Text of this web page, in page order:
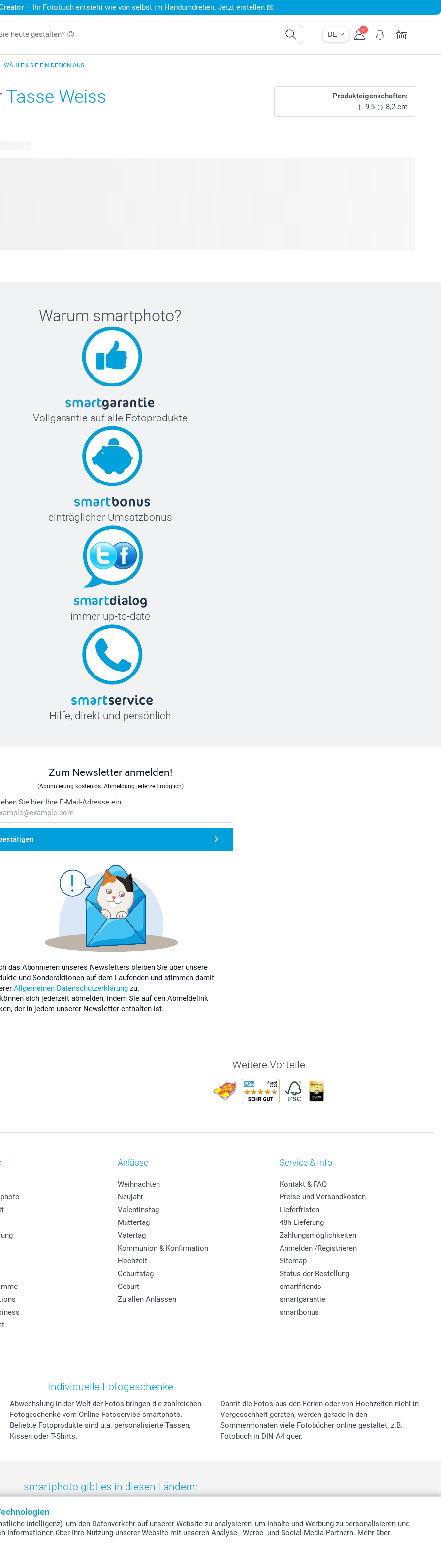
Intelligenz), um den Datenverkehr auf unserer Website zu analysieren, um Inhalte und Werbung zu personalisieren und
über Ihre Nutzung unserer Website mit unseren Analyse-, Werbe- und Social-Media-Partnern. Mehr über
DE
– Ihr Fotobuch entsteht wie von selbst im Handumdrehen. Jetzt erstellen 📖
WÄHLEN SIE EIN DESIGN AUS
Tasse Weiss
Produkteigenschaften:
9,5
8,2 cm
Warum smartphoto?
Vollgarantie auf alle Fotoprodukte
einträglicher Umsatzbonus
immer up-to-date
Hilfe, direkt und persönlich
Zum Newsletter anmelden!
(Abonnierung kostenlos. Abmeldung jederzeit möglich)
Sie hier Ihre E-Mail-Adresse ein
das Abonnieren unseres Newsletters bleiben Sie über unsere
und Sonderaktionen auf dem Laufenden und stimmen damit
Allgemeinen Datenschutzerklärung zu.
sich jederzeit abmelden, indem Sie auf den Abmeldelink
der in jedem unserer Newsletter enthalten ist.
Weitere Vorteile
Anlässe
Weihnachten
Neujahr
Valentinstag
Muttertag
Vatertag
Kommunion & Konfirmation
Hochzeit
Geburtstag
Geburt
Zu allen Anlässen
Service & Info
Kontakt & FAQ
Preise und Versandkosten
Lieferfristen
48h Lieferung
Zahlungsmöglichkeiten
Anmelden /Registrieren
Sitemap
Status der Bestellung
smartfriends
smartgarantie
smartbonus
Individuelle Fotogeschenke
Abwechslung in der Welt der Fotos bringen die zahlreichen
Fotogeschenke vom Online-Fotoservice smartphoto.
Beliebte Fotoprodukte sind u.a. personalisierte Tassen,
Kissen oder T-Shirts.
Damit die Fotos aus den Ferien oder von Hochzeiten nicht in
Vergessenheit geraten, werden gerade in den
Sommermonaten viele Fotobücher online gestaltet, z.B.
Fotobuch in DIN A4 quer.
smartphoto gibt es in diesen Ländern: